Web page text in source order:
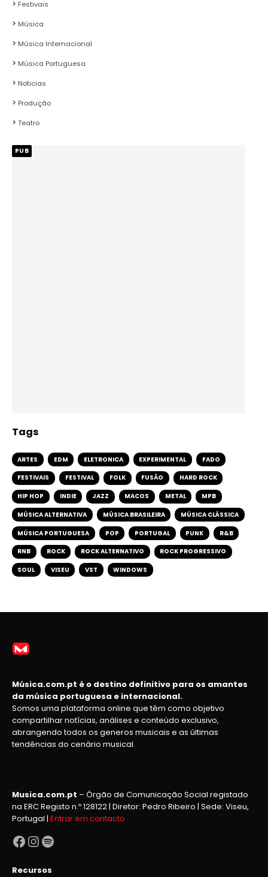
Festivais
Música
Música Internacional
Música Portuguesa
Noticias
Produção
Teatro
PUB
Tags
ARTES EDM ELETRONICA EXPERIMENTAL FADO
FESTIVAIS FESTIVAL FOLK FUSÃO HARD ROCK
HIP HOP INDIE JAZZ MACOS METAL MPB
MÚSICA ALTERNATIVA MÚSICA BRASILEIRA MÚSICA CLÁSSICA
MÚSICA PORTUGUESA POP PORTUGAL PUNK R&B
RNB ROCK ROCK ALTERNATIVO ROCK PROGRESSIVO
SOUL VISEU VST WINDOWS
Música.com.pt é o destino definitivo para os amantes
da música portuguesa e internacional.
Somos uma plataforma online que têm como objetivo
compartilhar notícias, análises e conteúdo exclusivo,
abrangendo todos os generos musicais e as últimas
tendências do cenário musical.
Musica.com.pt – Órgão de Comunicação Social registado
na ERC Registo n.º 128122 | Diretor: Pedro Ribeiro | Sede: Viseu,
Portugal | Entrar em contacto
Facebook
Instagram
Spotify
Recursos